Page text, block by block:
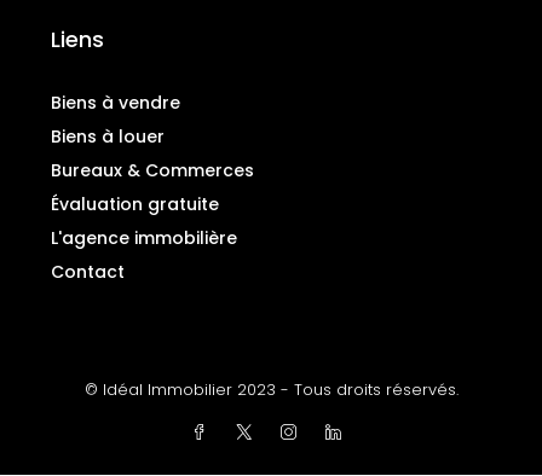
Liens
Biens à vendre
Biens à louer
Bureaux & Commerces
Évaluation gratuite
L'agence immobilière
Contact
© Idéal Immobilier 2023 - Tous droits réservés.